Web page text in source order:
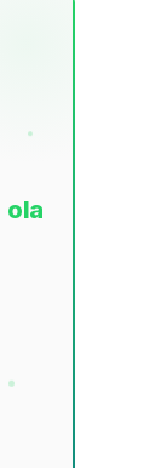
ola